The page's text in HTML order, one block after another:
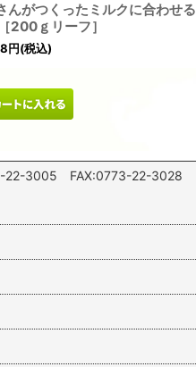
がつくったミルクに合わせる
ｇリーフ］
円(税込)
22-3005 FAX:0773-22-3028